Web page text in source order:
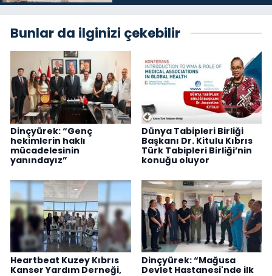
Bunlar da ilginizi çekebilir
Dinçyürek: “Genç
hekimlerin haklı
mücadelesinin
yanındayız”
Dünya Tabipleri Birliği
Başkanı Dr. Kitulu Kıbrıs
Türk Tabipleri Birliği’nin
konuğu oluyor
Heartbeat Kuzey Kıbrıs
Kanser Yardım Derneği,
Dinçyürek: “Mağusa
Devlet Hastanesi'nde ilk